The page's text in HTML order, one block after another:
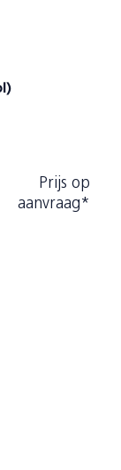
Prijs op
aanvraag*